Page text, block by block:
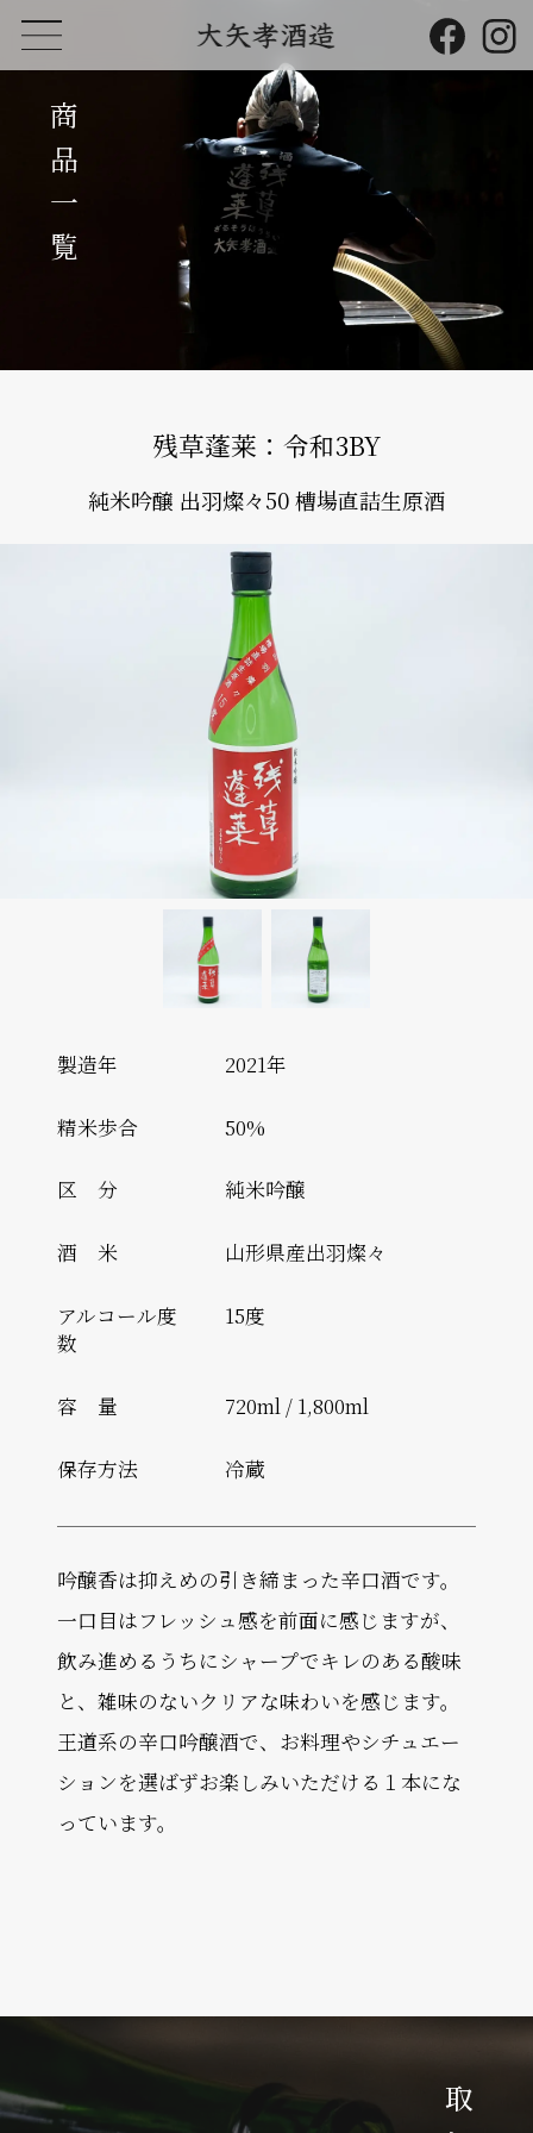
商品一覧
残草蓬莱：令和3BY
純米吟醸 出羽燦々50 槽場直詰生原酒
製造年 2021年
精米歩合 50%
区 分 純米吟醸
酒 米 山形県産出羽燦々
アルコール度
数
15度
容 量 720ml / 1,800ml
保存方法 冷蔵
吟醸香は抑えめの引き締まった辛口酒です。
一口目はフレッシュ感を前面に感じますが、
飲み進めるうちにシャープでキレのある酸味
と、雑味のないクリアな味わいを感じます。
王道系の辛口吟醸酒で、お料理やシチュエー
ションを選ばずお楽しみいただける１本にな
っています。